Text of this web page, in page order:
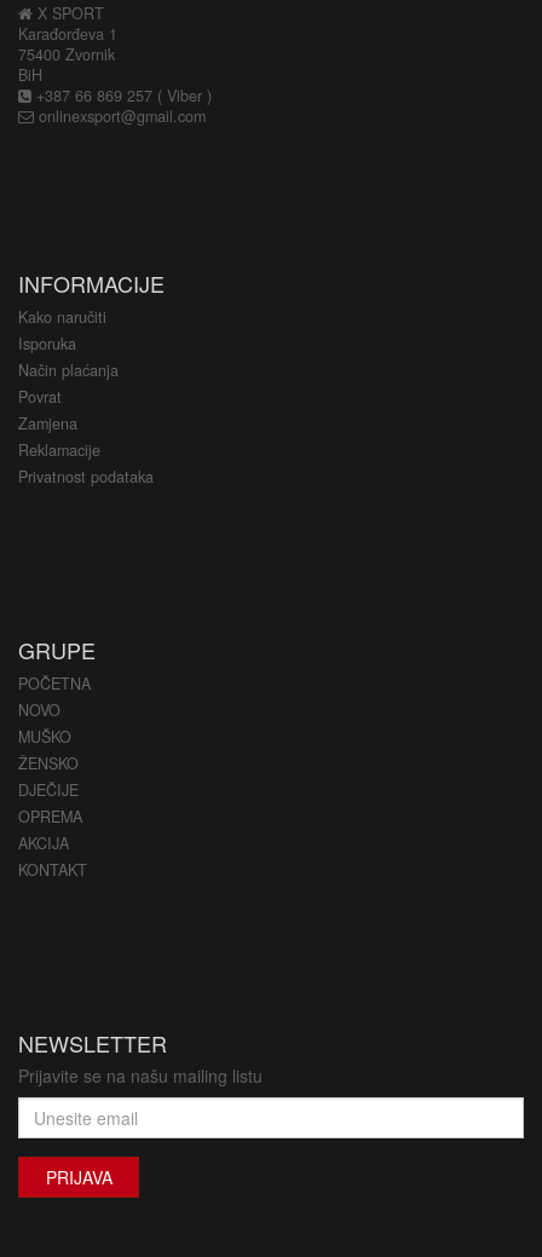
X SPORT
Karađorđeva 1
75400 Zvornik
BiH
+387 66 869 257 ( Viber )
onlinexsport@gmail.com
INFORMACIJE
Kako naručiti
Isporuka
Način plaćanja
Povrat
Zamjena
Reklamacije
Privatnost podataka
GRUPE
POČETNA
NOVO
MUŠKO
ŽENSKO
DJEČIJE
OPREMA
AKCIJA
KONTAKT
NEWSLETTER
Prijavite se na našu mailing listu
PRIJAVA